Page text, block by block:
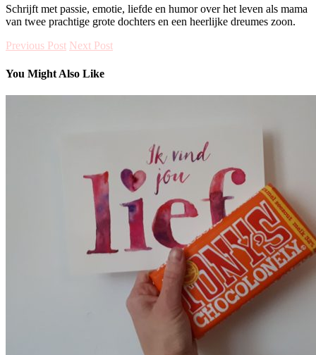
Schrijft met passie, emotie, liefde en humor over het leven als mama
van twee prachtige grote dochters en een heerlijke dreumes zoon.
Previous Post Next Post
You Might Also Like